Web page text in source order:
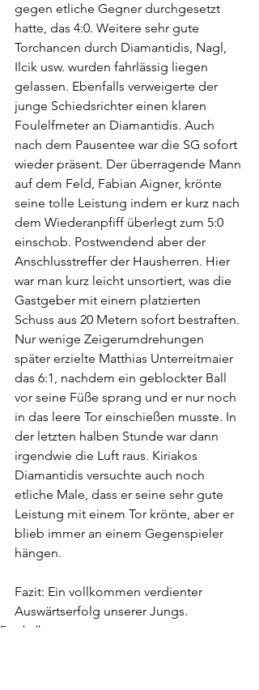
gegen etliche Gegner durchgesetzt
hatte, das 4:0. Weitere sehr gute
Torchancen durch Diamantidis, Nagl,
Ilcik usw. wurden fahrlässig liegen
gelassen. Ebenfalls verweigerte der
junge Schiedsrichter einen klaren
Foulelfmeter an Diamantidis. Auch
nach dem Pausentee war die SG sofort
wieder präsent. Der überragende Mann
auf dem Feld, Fabian Aigner, krönte
seine tolle Leistung indem er kurz nach
dem Wiederanpfiff überlegt zum 5:0
einschob. Postwendend aber der
Anschlusstreffer der Hausherren. Hier
war man kurz leicht unsortiert, was die
Gastgeber mit einem platzierten
Schuss aus 20 Metern sofort bestraften.
Nur wenige Zeigerumdrehungen
später erzielte Matthias Unterreitmaier
das 6:1, nachdem ein geblockter Ball
vor seine Füße sprang und er nur noch
in das leere Tor einschießen musste. In
der letzten halben Stunde war dann
irgendwie die Luft raus. Kiriakos
Diamantidis versuchte auch noch
etliche Male, dass er seine sehr gute
Leistung mit einem Tor krönte, aber er
blieb immer an einem Gegenspieler
hängen.
Fazit: Ein vollkommen verdienter
Auswärtserfolg unserer Jungs.
Fussball